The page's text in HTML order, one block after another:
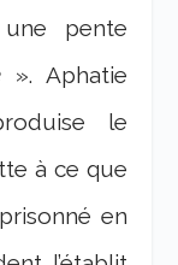
pente
». Aphatie
le
à ce que
en